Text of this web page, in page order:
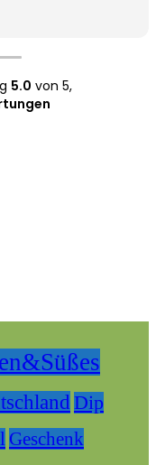
5.0 von 5,
Dip
Geschenk